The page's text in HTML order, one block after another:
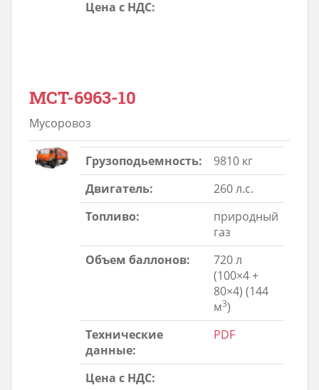
Цена с НДС:
МСТ-6963-10
Мусоровоз
Грузоподьемность:
9810 кг
Двигатель:
260 л.с.
Топливо:
природный
газ
Объем баллонов:
720 л
(100×4 +
80×4) (144
м3)
Технические
данные:
PDF
Цена с НДС: